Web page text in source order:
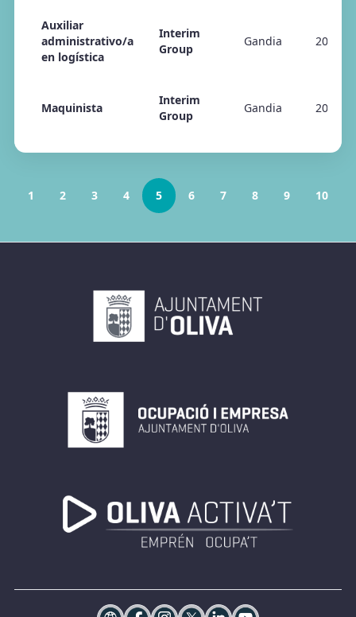
Auxiliar
administrativo/a
en logística
Interim
Group
Gandia 20/04/
Maquinista
Interim
Group
Gandia 20/04/
1 2 3 4 5 6 7 8 9 10